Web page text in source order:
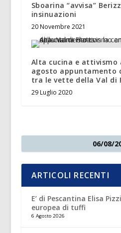
Sboarina “avvisa”
insinuazioni
20 Novembre 2021
Alta cucina e attivismo
agosto appuntamento
tra le vette della Val di
29 Luglio 2020
06/08/
ARTICOLI RECENTI
E’ di Pescantina Elisa
europea di tuffi
6 Agosto 2026